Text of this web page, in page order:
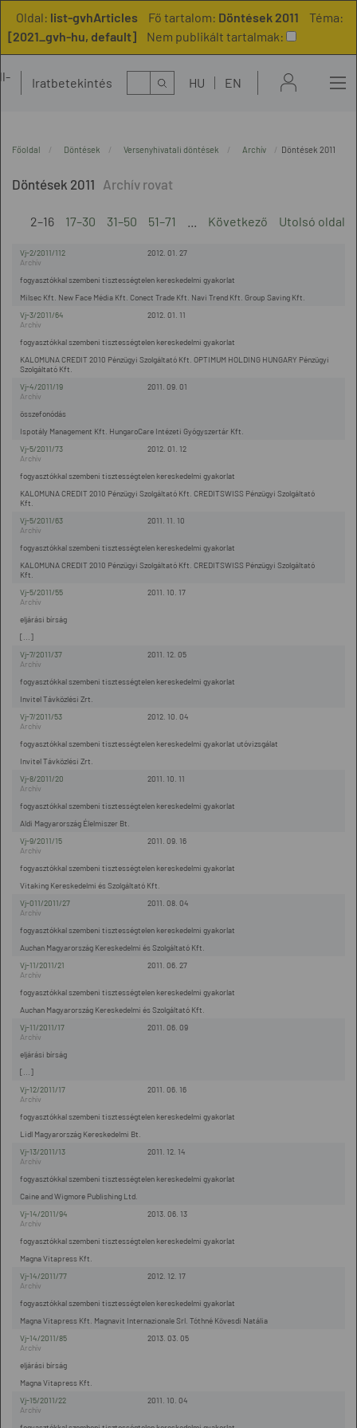
Oldal: list-gvhArticles Fő tartalom: Döntések 2011
Téma:
[2021_gvh-hu, default]
Nem publikált tartalmak:
Iratbetekintés Kereső HU EN
Főoldal Döntések Versenyhivatali döntések Archív Döntések 2011
Döntések 2011
2–16 17–30 31–50 51–71 Következő Utolsó oldal
2012. 01. 27
Vj-2/2011/112
Milsec Kft. New Face Média Kft. Conect Trade Kft. Navi Trend Kft. Group Saving Kft.
fogyasztókkal szembeni tisztességtelen kereskedelmi gyakorlat
2012. 01. 11
Vj-3/2011/64
KALOMUNA CREDIT 2010 Pénzügyi Szolgáltató Kft. OPTIMUM HOLDING HUNGARY Pénzügyi
Szolgáltató Kft.
fogyasztókkal szembeni tisztességtelen kereskedelmi gyakorlat
2011. 09. 01
Vj-4/2011/19
Ispotály Management Kft. HungaroCare Intézeti Gyógyszertár Kft.
összefonódás
2012. 01. 12
Vj-5/2011/73
KALOMUNA CREDIT 2010 Pénzügyi Szolgáltató Kft. CREDITSWISS Pénzügyi Szolgáltató
Kft.
fogyasztókkal szembeni tisztességtelen kereskedelmi gyakorlat
2011. 11. 10
Vj-5/2011/63
KALOMUNA CREDIT 2010 Pénzügyi Szolgáltató Kft. CREDITSWISS Pénzügyi Szolgáltató
Kft.
fogyasztókkal szembeni tisztességtelen kereskedelmi gyakorlat
2011. 10. 17
Vj-5/2011/55
[...]
eljárási bírság
2011. 12. 05
Vj-7/2011/37
Invitel Távközlési Zrt.
fogyasztókkal szembeni tisztességtelen kereskedelmi gyakorlat
2012. 10. 04
Vj-7/2011/53
Invitel Távközlési Zrt.
fogyasztókkal szembeni tisztességtelen kereskedelmi gyakorlat utóvizsgálat
2011. 10. 11
Vj-8/2011/20
Aldi Magyarország Élelmiszer Bt.
fogyasztókkal szembeni tisztességtelen kereskedelmi gyakorlat
2011. 09. 16
Vj-9/2011/15
Vitaking Kereskedelmi és Szolgáltató Kft.
fogyasztókkal szembeni tisztességtelen kereskedelmi gyakorlat
2011. 08. 04
Vj-011/2011/27
Auchan Magyarország Kereskedelmi és Szolgáltató Kft.
fogyasztókkal szembeni tisztességtelen kereskedelmi gyakorlat
2011. 06. 27
Vj-11/2011/21
Auchan Magyarország Kereskedelmi és Szolgáltató Kft.
fogyasztókkal szembeni tisztességtelen kereskedelmi gyakorlat
2011. 06. 09
Vj-11/2011/17
[...]
eljárási bírság
2011. 06. 16
Vj-12/2011/17
Lidl Magyarország Kereskedelmi Bt.
fogyasztókkal szembeni tisztességtelen kereskedelmi gyakorlat
2011. 12. 14
Vj-13/2011/13
Caine and Wigmore Publishing Ltd.
fogyasztókkal szembeni tisztességtelen kereskedelmi gyakorlat
2013. 06. 13
Vj-14/2011/94
Magna Vitapress Kft.
fogyasztókkal szembeni tisztességtelen kereskedelmi gyakorlat
2012. 12. 17
Vj-14/2011/77
Magna Vitapress Kft. Magnavit Internazionale Srl. Tóthné Kövesdi Natália
fogyasztókkal szembeni tisztességtelen kereskedelmi gyakorlat
2013. 03. 05
Vj-14/2011/85
Magna Vitapress Kft.
eljárási bírság
2011. 10. 04
Vj-15/2011/22